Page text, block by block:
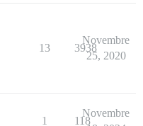
13 3938
Novembre
25, 2020
1 118
Novembre